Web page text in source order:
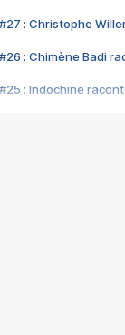
#27 : Christophe
#26 : Chimène Badi
#25 : Indochine